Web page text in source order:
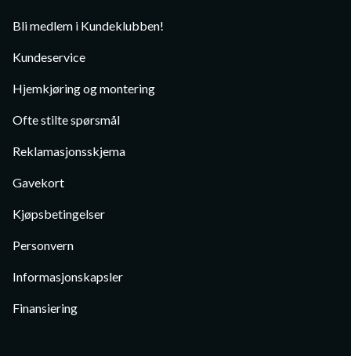
Bli medlem i Kundeklubben!
Kundeservice
Hjemkjøring og montering
Ofte stilte spørsmål
Reklamasjonsskjema
Gavekort
Kjøpsbetingelser
Personvern
Informasjonskapsler
Finansiering